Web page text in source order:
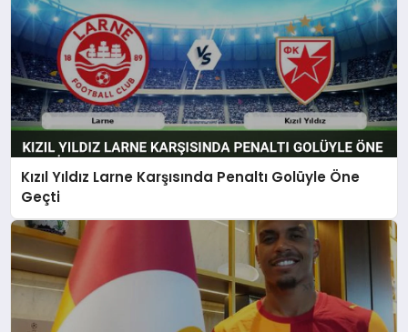
Kızıl Yıldız Larne Karşısında Penaltı Golüyle Öne
Geçti